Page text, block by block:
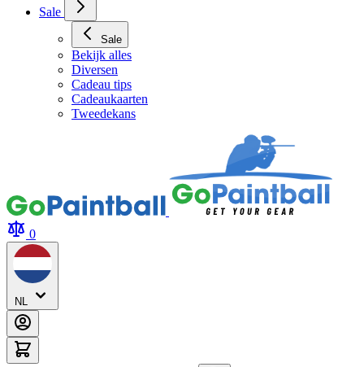
Sale
Sale
Bekijk alles
Diversen
Cadeau tips
Cadeaukaarten
Tweedekans
0
NL